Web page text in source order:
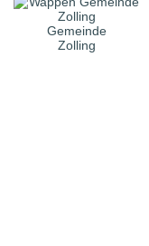
Gemeinde
Zolling